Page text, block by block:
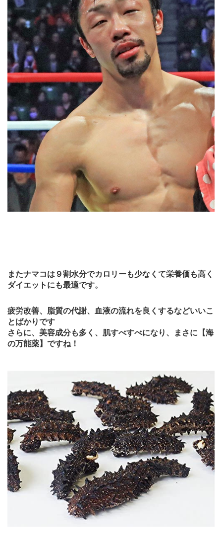
またナマコは９割水分でカロリーも少なくて栄養価も高く
ダイエットにも最適です。
疲労改善、脂質の代謝、血液の流れを良くするなどいいこ
とばかりです
さらに、美容成分も多く、肌すべすべになり、まさに【海
の万能薬】ですね！